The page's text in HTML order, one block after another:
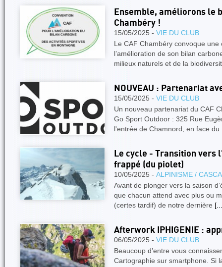
Ensemble, améliorons le
Chambéry !
15/05/2025 - VIE DU CLUB
Le CAF Chambéry convoque
l’amélioration de son bilan
milieux naturels et de la
NOUVEAU : Partenariat
15/05/2025 - VIE DU CLUB
Un nouveau partenariat du CAF
Go Sport Outdoor : 325 Rue
l'entrée de Chamnord, en face
Le cycle - Transition vers
frappé (du piolet)
10/05/2025 - ALPINISME /
Avant de plonger vers la saison
que chacun attend avec plus ou
(certes tardif) de notre dernière
Afterwork IPHIGENIE :
06/05/2025 - VIE DU CLUB
Beaucoup d’entre vous
Cartographie sur smartphone. Si